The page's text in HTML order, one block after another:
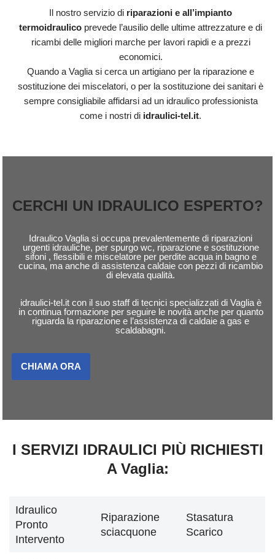
Il nostro servizio di riparazioni e all’impianto
termoidraulico prevede l’ausilio delle ultime attrezzature e di
ricambi delle migliori marche per lavori rapidi e a prezzi
economici.
Quando a Vaglia si cerca un artigiano per la riparazione e
sostituzione dei miscelatori, o per la sostituzione dei sanitari è
sempre consigliabile affidarsi ad un idraulico professionista
come i nostri di idraulici-tel.it.
CERCHI UN IDRAULICO ESPERTO?
Idraulico Vaglia si occupa prevalentemente di riparazioni
urgenti idrauliche, per spurgo wc, riparazione e sostituzione
sifoni , flessibili e miscelatore per perdite acqua in bagno e
cucina, ma anche di assistenza caldaie con pezzi di ricambio
di elevata qualità.
idraulici-tel.it con il suo staff di tecnici specializzati di Vaglia è
in continua formazione per seguire le novità anche per quanto
riguarda la riparazione e l’assistenza di caldaie a gas e
scaldabagni.
CHIAMA ORA
I SERVIZI IDRAULICI PIÙ RICHIESTI
A Vaglia:
Idraulico
Pronto
Intervento
Riparazione
sciacquone
Stasatura
Scarico